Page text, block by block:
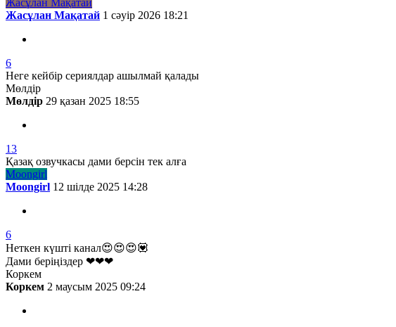
Жасұлан Мақатай 1 сәуір 2026 18:21
6
Неге кейбір сериялдар ашылмай қалады
Мөлдір
Мөлдір 29 қазан 2025 18:55
13
Қазақ озвучкасы дами берсін тек алға
Moongirl
Moongirl 12 шілде 2025 14:28
6
Неткен күшті канал😍😍😍💟
Дами беріңіздер ❤❤❤
Коркем
Коркем 2 маусым 2025 09:24